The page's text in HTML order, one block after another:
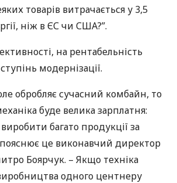
товарів витрачається у 3,5
ніж в ЄС чи США?”.
на рентабельність
модернізації.
обробляє сучасний комбайн, то
буде велика зарплатня:
багато продукції за
це виконавчий директор
Боярчук. – Якщо техніка
виробництва одного центнеру